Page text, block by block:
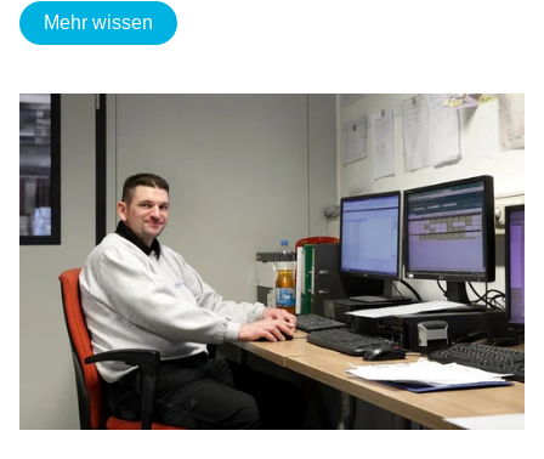
Mehr wissen